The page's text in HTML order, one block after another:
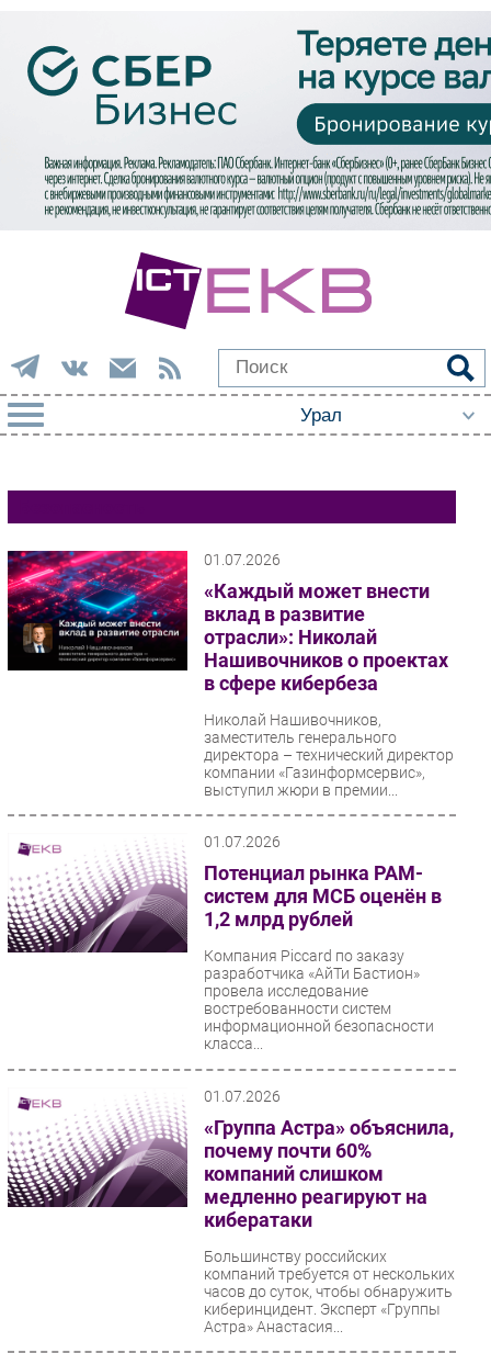
Импорто­замещение
Автоматизация Промышленности
Интернет
Мобильная связь
Фиксированная связь
Интеграция
Outsourcing
Кадры
Регулирование
Финансы
CIO/Управление ИТ
Гаджеты
Здоровье
РАЗДЕЛЫ
01.07.2026
«Каждый может внести
вклад в развитие
отрасли»: Николай
Нашивочников о проектах
в сфере кибербеза
Николай Нашивочников,
заместитель генерального
директора – технический директор
компании «Газинформсервис»,
выступил жюри в премии...
01.07.2026
Потенциал рынка PAM-
систем для МСБ оценён в
1,2 млрд рублей
Компания Piccard по заказу
разработчика «АйТи Бастион»
провела исследование
востребованности систем
информационной безопасности
класса...
01.07.2026
«Группа Астра» объяснила,
почему почти 60%
компаний слишком
медленно реагируют на
кибератаки
Большинству российских
компаний требуется от нескольких
часов до суток, чтобы обнаружить
киберинцидент. Эксперт «Группы
Астра» Анастасия...